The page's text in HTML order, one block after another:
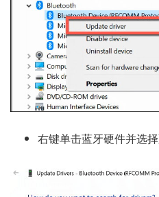
右键单击蓝牙硬件并选择